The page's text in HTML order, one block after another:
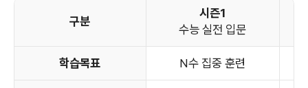
구분
시즌1
수능 실전 입문
학습목표 N수 집중 훈련